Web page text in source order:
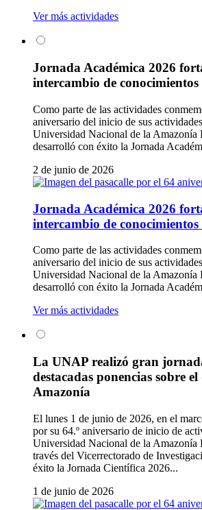
Ver más actividades
Jornada Académica 2026
intercambio de
Como parte de las actividades
aniversario del inicio de sus
Universidad Nacional de la Amazonía
desarrolló con éxito la Jornada
2 de junio de 2026
Jornada Académica 2026
intercambio de
Como parte de las actividades
aniversario del inicio de sus
Universidad Nacional de la Amazonía
desarrolló con éxito la Jornada
Ver más actividades
La UNAP realizó gran
destacadas ponencias sobre
Amazonía
El lunes 1 de junio de 2026, en el
por su 64.º aniversario de inicio de
Universidad Nacional de la Amazonía
través del Vicerrectorado de
éxito la Jornada Científica 2026...
1 de junio de 2026